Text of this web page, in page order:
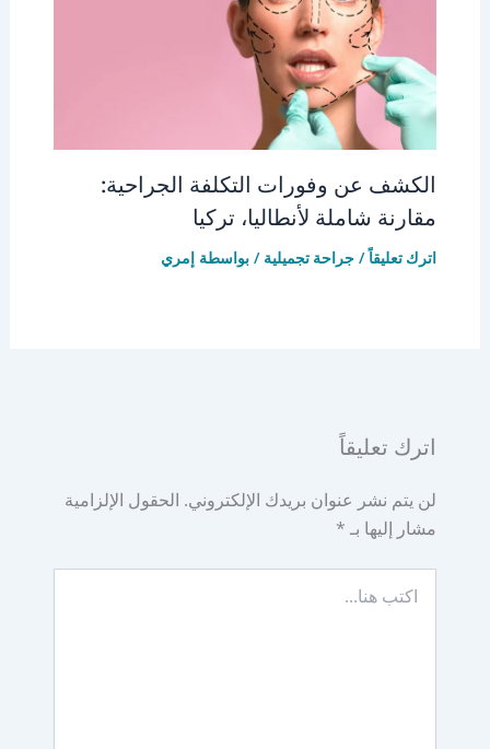
الكشف عن وفورات التكلفة الجراحية:
مقارنة شاملة لأنطاليا، تركيا
اترك تعليقاً / جراحة تجميلية / بواسطة إمري
اترك تعليقاً
لن يتم نشر عنوان بريدك الإلكتروني. الحقول الإلزامية
مشار إليها بـ *
هنا...